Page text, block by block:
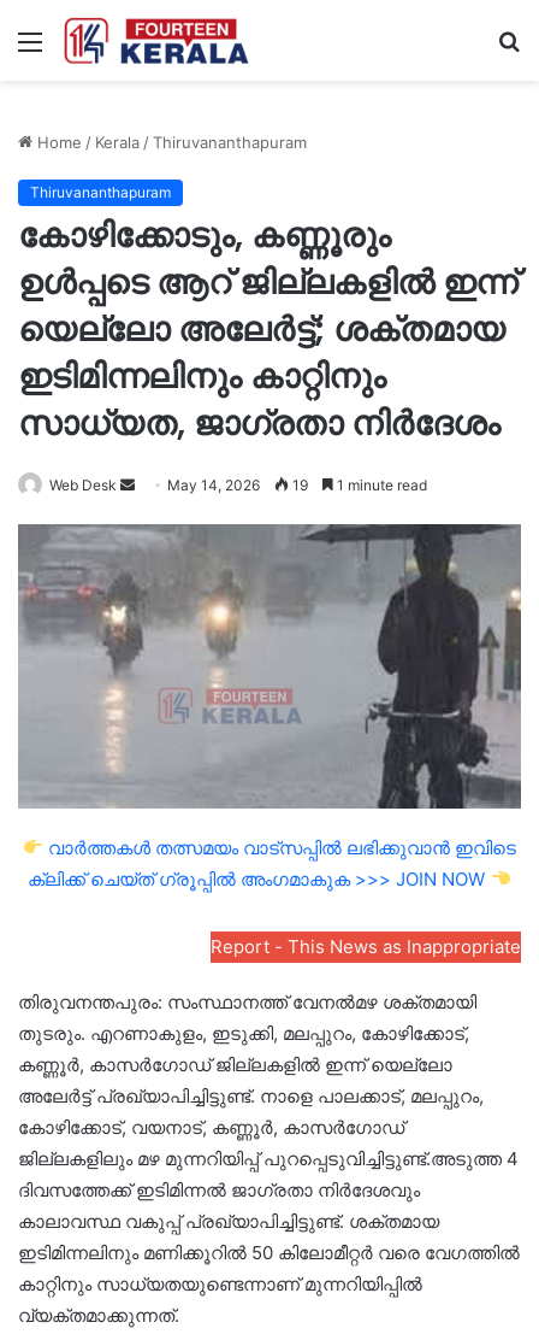
Menu
Home / Kerala/Thiruvananthapuram
Thiruvananthapuram
കോഴിക്കോടും, കണ്ണൂരും
ഉൾപ്പടെ ആറ് ജില്ലകളിൽ ഇന്ന്
യെല്ലോ അലേർട്ട്; ശക്തമായ
ഇടിമിന്നലിനും കാറ്റിനും
സാധ്യത, ജാഗ്രതാ നിർദേശം
Web Desk
Send
email
May 14, 2026 19 1 minute read
വാർത്തകൾ തത്സമയം വാട്സപ്പിൽ ലഭിക്കുവാൻ ഇവിടെ
ക്ലിക്ക് ചെയ്ത് ഗ്രൂപ്പിൽ അംഗമാകുക >>> JOIN NOW
Report - This News as Inappropriate
തിരുവനന്തപുരം: സംസ്ഥാനത്ത് വേനൽമഴ ശക്തമായി
തുടരും. എറണാകുളം, ഇടുക്കി, മലപ്പുറം, കോഴിക്കോട്,
കണ്ണൂർ, കാസർഗോഡ് ജില്ലകളിൽ ഇന്ന് യെല്ലോ
അലേർട്ട് പ്രഖ്യാപിച്ചിട്ടുണ്ട്. നാളെ പാലക്കാട്, മലപ്പുറം,
കോഴിക്കോട്, വയനാട്, കണ്ണൂർ, കാസർഗോഡ്
ജില്ലകളിലും മഴ മുന്നറിയിപ്പ് പുറപ്പെടുവിച്ചിട്ടുണ്ട്.അടുത്ത 4
ദിവസത്തേക്ക് ഇടിമിന്നൽ ജാഗ്രതാ നിർദേശവും
കാലാവസ്ഥ വകുപ്പ് പ്രഖ്യാപിച്ചിട്ടുണ്ട്. ശക്തമായ
ഇടിമിന്നലിനും മണിക്കൂറിൽ 50 കിലോമീറ്റർ വരെ വേഗത്തിൽ
കാറ്റിനും സാധ്യതയുണ്ടെന്നാണ് മുന്നറിയിപ്പിൽ
വ്യക്തമാക്കുന്നത്.